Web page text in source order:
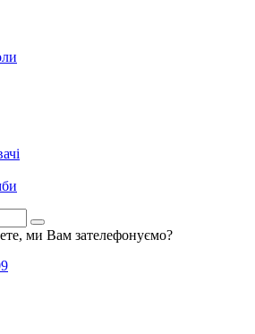
ми Вам зателефонуємо?